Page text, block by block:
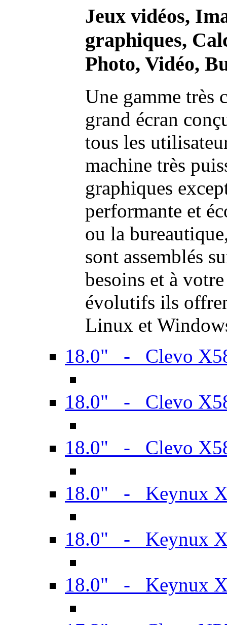
Jeux vidéos,
graphiques,
Photo, Vidéo,
Une gamme très
grand écran
tous les
machine très
graphiques
performante et
ou la
sont assemblés
besoins et à
évolutifs ils
Linux et
18.0" - Clevo
18.0" - Clevo
18.0" - Clevo
18.0" - Keynux
18.0" - Keynux
18.0" - Keynux